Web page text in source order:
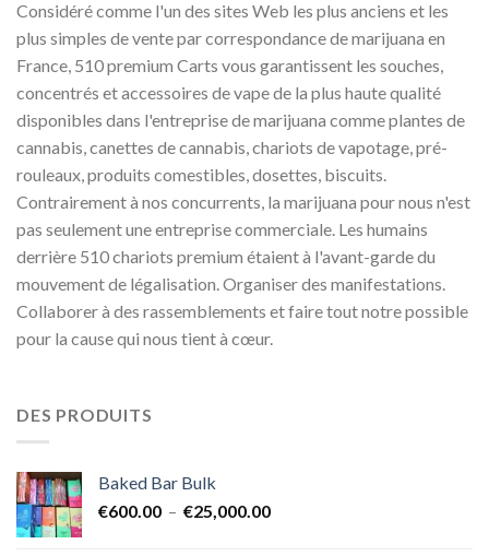
Considéré comme l'un des sites Web les plus anciens et les
plus simples de vente par correspondance de marijuana en
France, 510 premium Carts vous garantissent les souches,
concentrés et accessoires de vape de la plus haute qualité
disponibles dans l'entreprise de marijuana comme plantes de
cannabis, canettes de cannabis, chariots de vapotage, pré-
rouleaux, produits comestibles, dosettes, biscuits.
Contrairement à nos concurrents, la marijuana pour nous n'est
pas seulement une entreprise commerciale. Les humains
derrière 510 chariots premium étaient à l'avant-garde du
mouvement de légalisation. Organiser des manifestations.
Collaborer à des rassemblements et faire tout notre possible
pour la cause qui nous tient à cœur.
DES PRODUITS
Baked Bar Bulk
€600.00 – €25,000.00Plage